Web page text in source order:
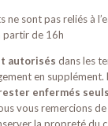
sont pas reliés à
partir de 16h
autorisés dans les
en supplément.
enfermés seuls
vous remercions